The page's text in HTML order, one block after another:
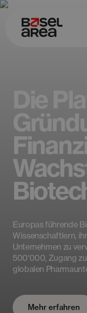
Europas führende
Wissenschaftlern,
Unternehmen zu
500'000, Zugang
globalen
Mehr erfahren